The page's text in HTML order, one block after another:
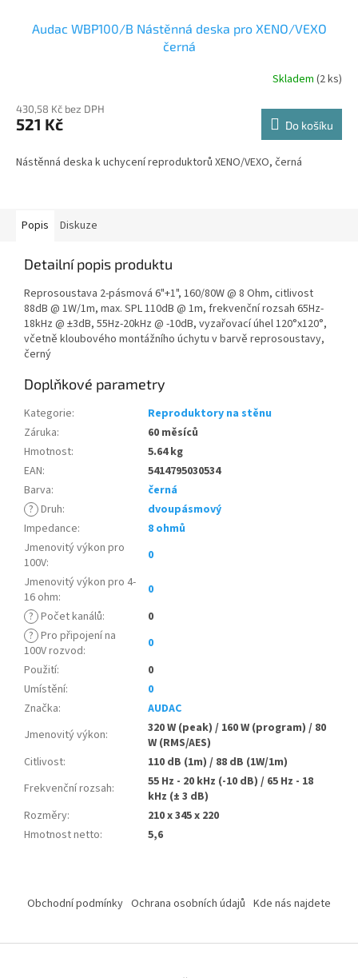
Audac WBP100/B Nástěnná deska pro XENO/VEXO
černá
Skladem (2 ks)
430,58 Kč bez DPH
521 Kč Do košíku
Nástěnná deska k uchycení reproduktorů XENO/VEXO, černá
Popis Diskuze
Detailní popis produktu
Reprosoustava 2-pásmová 6"+1", 160/80W @ 8 Ohm, citlivost
88dB @ 1W/1m, max. SPL 110dB @ 1m, frekvenční rozsah 65Hz-
18kHz @ ±3dB, 55Hz-20kHz @ -10dB, vyzařovací úhel 120°x120°,
včetně kloubového montážního úchytu v barvě reprosoustavy,
černý
Doplňkové parametry
Kategorie:
Reproduktory na stěnu
Záruka:
60 měsíců
Hmotnost:
5.64 kg
EAN:
5414795030534
Barva:
černá
? Druh:
dvoupásmový
Impedance:
8 ohmů
Jmenovitý výkon pro
100V:
0
Jmenovitý výkon pro 4-
16 ohm:
0
? Počet kanálů:
0
? Pro připojení na
100V rozvod:
0
Použití:
0
Umístění:
0
Značka:
AUDAC
Jmenovitý výkon:
320 W (peak) / 160 W (program) / 80
W (RMS/AES)
Citlivost:
110 dB (1m) / 88 dB (1W/1m)
Frekvenční rozsah:
55 Hz - 20 kHz (-10 dB) / 65 Hz - 18
kHz (± 3 dB)
Rozměry:
210 x 345 x 220
Hmotnost netto: 5,6
Obchodní podmínky Ochrana osobních údajů Kde nás najdete